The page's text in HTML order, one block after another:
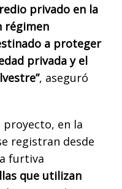
privado en la
régimen
a proteger
privada y el
, aseguró
proyecto, en la
registran desde
furtiva
que utilizan